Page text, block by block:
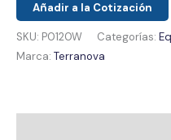
Añadir a la Cotización
SKU: P0120W Categorías:
Marca: Terranova